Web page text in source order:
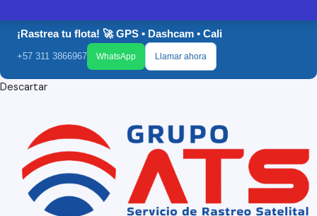
¡Rastrea tu flota! 🚀 GPS • Dashcam • Cali
+57 311 3866967 WhatsApp Llamar ahora
Descartar
al
contenido